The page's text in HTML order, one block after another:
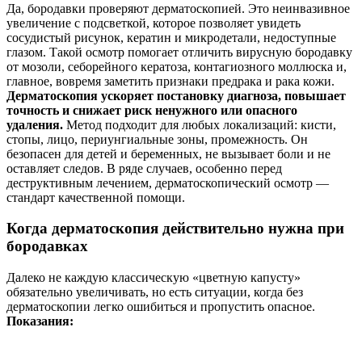
Да, бородавки проверяют дерматоскопией. Это неинвазивное
увеличение с подсветкой, которое позволяет увидеть
сосудистый рисунок, кератин и микродетали, недоступные
глазом. Такой осмотр помогает отличить вирусную бородавку
от мозоли, себорейного кератоза, контагиозного моллюска и,
главное, вовремя заметить признаки предрака и рака кожи.
Дерматоскопия ускоряет постановку диагноза, повышает
точность и снижает риск ненужного или опасного
удаления. Метод подходит для любых локализаций: кисти,
стопы, лицо, периунгиальные зоны, промежность. Он
безопасен для детей и беременных, не вызывает боли и не
оставляет следов. В ряде случаев, особенно перед
деструктивным лечением, дерматоскопический осмотр —
стандарт качественной помощи.
Когда дерматоскопия действительно нужна при
бородавках
Далеко не каждую классическую «цветную капусту»
обязательно увеличивать, но есть ситуации, когда без
дерматоскопии легко ошибиться и пропустить опасное.
Показания: